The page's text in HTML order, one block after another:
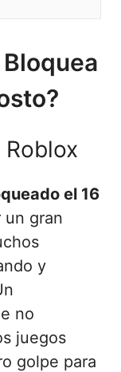
el 16
un gran
y
no
juegos
golpe para